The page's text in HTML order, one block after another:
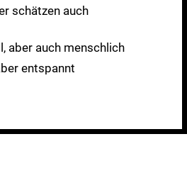
schätzen auch
aber auch menschlich
entspannt